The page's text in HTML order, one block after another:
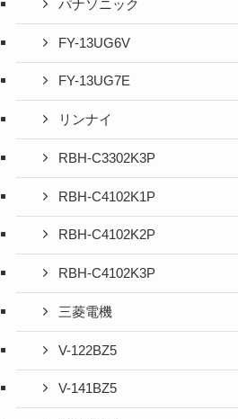
パナソニック
FY-13UG6V
FY-13UG7E
リンナイ
RBH-C3302K3P
RBH-C4102K1P
RBH-C4102K2P
RBH-C4102K3P
三菱電機
V-122BZ5
V-141BZ5